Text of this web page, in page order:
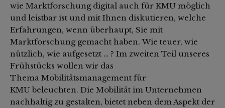
wie Marktforschung digital auch für KMU möglich
und leistbar ist und mit Ihnen diskutieren, welche
Erfahrungen, wenn überhaupt, Sie mit
Marktforschung gemacht haben. Wie teuer, wie
nützlich, wie aufgesetzt … ? Im zweiten Teil unseres
Frühstücks wollen wir das
Thema Mobilitätsmanagement für
KMU beleuchten. Die Mobilität im Unternehmen
nachhaltig zu gestalten, bietet neben dem Aspekt der